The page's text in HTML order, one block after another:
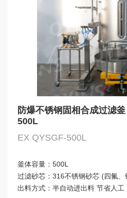
防爆不锈钢固相合成过滤
500L
EX QYSGF-500L
釜体容量： 500L
过滤砂芯：
316不锈钢
出料方式： 半自动进出料 节省人工